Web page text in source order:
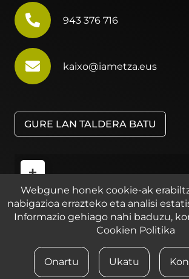
943 376 716
kaixo@iametza.eus
GURE LAN TALDERA BATU
+
−
Webgune honek cookie-ak
nabigazioa errazteko eta analisi
Informazio gehiago nahi baduzu,
Cookien Politika
Onartu Ukatu